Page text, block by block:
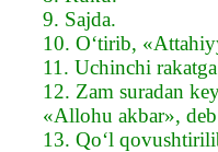
9. Sajda.
10. O‘tirib,
11. Uchinchi
12. Zam suradan
«Allohu akbar»,
13. Qo‘l